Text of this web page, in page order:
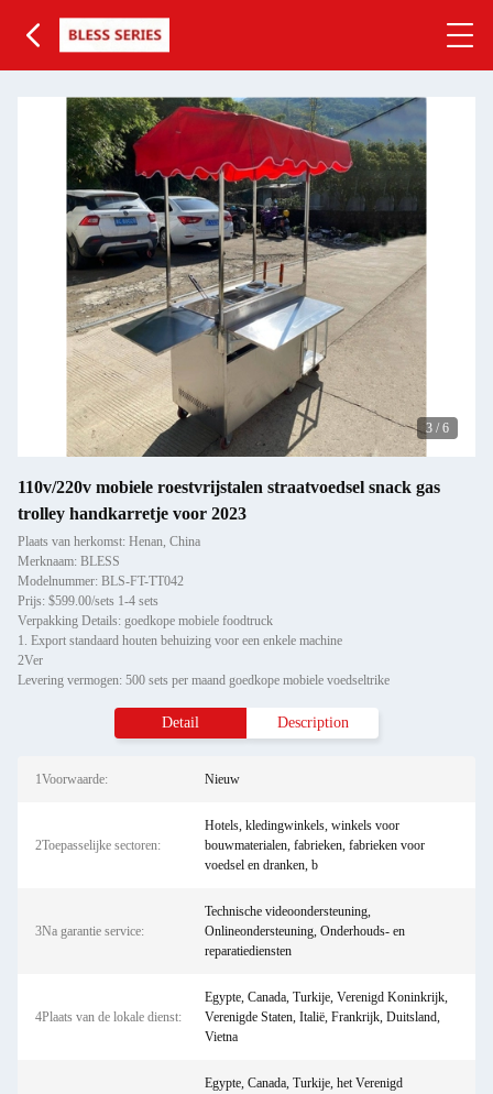
3 / 6
110v/220v mobiele roestvrijstalen straatvoedsel snack gas
trolley handkarretje voor 2023
Plaats van herkomst: Henan, China
Merknaam: BLESS
Modelnummer: BLS-FT-TT042
Prijs: $599.00/sets 1-4 sets
Verpakking Details: goedkope mobiele foodtruck
1. Export standaard houten behuizing voor een enkele machine
2Ver
Levering vermogen: 500 sets per maand goedkope mobiele voedseltrike
Detail Description
1Voorwaarde: Nieuw
2Toepasselijke sectoren:
Hotels, kledingwinkels, winkels voor
bouwmaterialen, fabrieken, fabrieken voor
voedsel en dranken, b
3Na garantie service:
Technische videoondersteuning,
Onlineondersteuning, Onderhouds- en
reparatiediensten
4Plaats van de lokale dienst:
Egypte, Canada, Turkije, Verenigd Koninkrijk,
Verenigde Staten, Italië, Frankrijk, Duitsland,
Vietna
Egypte, Canada, Turkije, het Verenigd